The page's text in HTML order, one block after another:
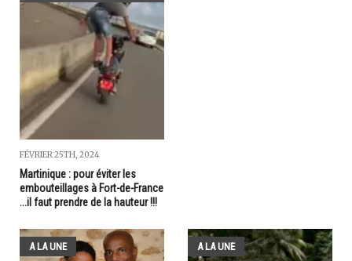
FÉVRIER 25TH, 2024
Martinique : pour éviter les
embouteillages à Fort-de-France
...il faut prendre de la hauteur !!!
A LA UNE A LA UNE